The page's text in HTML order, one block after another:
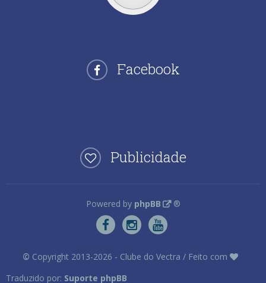
Facebook
Publicidade
Powered by phpBB ®
© Copyright 2013-2026 - Clube do Vectra / Feito com
Traduzido por: Suporte phpBB